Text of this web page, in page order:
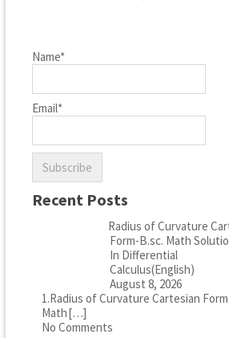
Name*
Email*
Recent Posts
Radius of Curvature
Form-B.sc. Math
In Differential
Calculus(English)
August 8, 2026
1.Radius of Curvature Cartesian
Math[…]
No Comments